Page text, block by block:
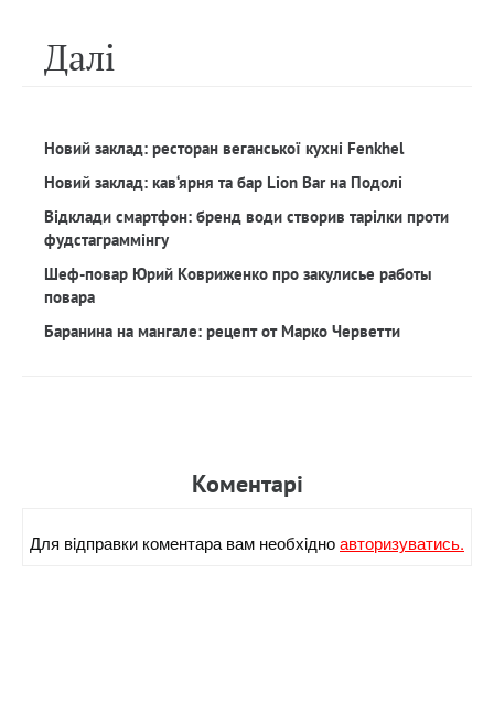
Далi
Новий заклад: ресторан веганської кухні Fenkhel
Новий заклад: кав‘ярня та бар Lion Bar на Подолі
Відклади смартфон: бренд води створив тарілки проти
фудстаграммінгу
Шеф-повар Юрий Ковриженко про закулисье работы
повара
Баранина на мангале: рецепт от Марко Черветти
Коментарi
Для вiдправки коментара вам необхiдноавторизуватись.